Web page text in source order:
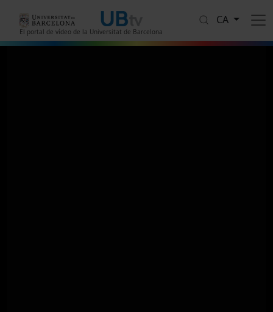
El portal de vídeo de la Universitat de Barcelona
CA